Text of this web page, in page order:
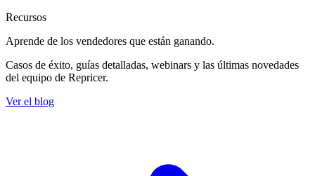
Recursos
Aprende de los vendedores que están ganando.
Casos de éxito, guías detalladas, webinars y las últimas novedades
del equipo de Repricer.
Ver el blog